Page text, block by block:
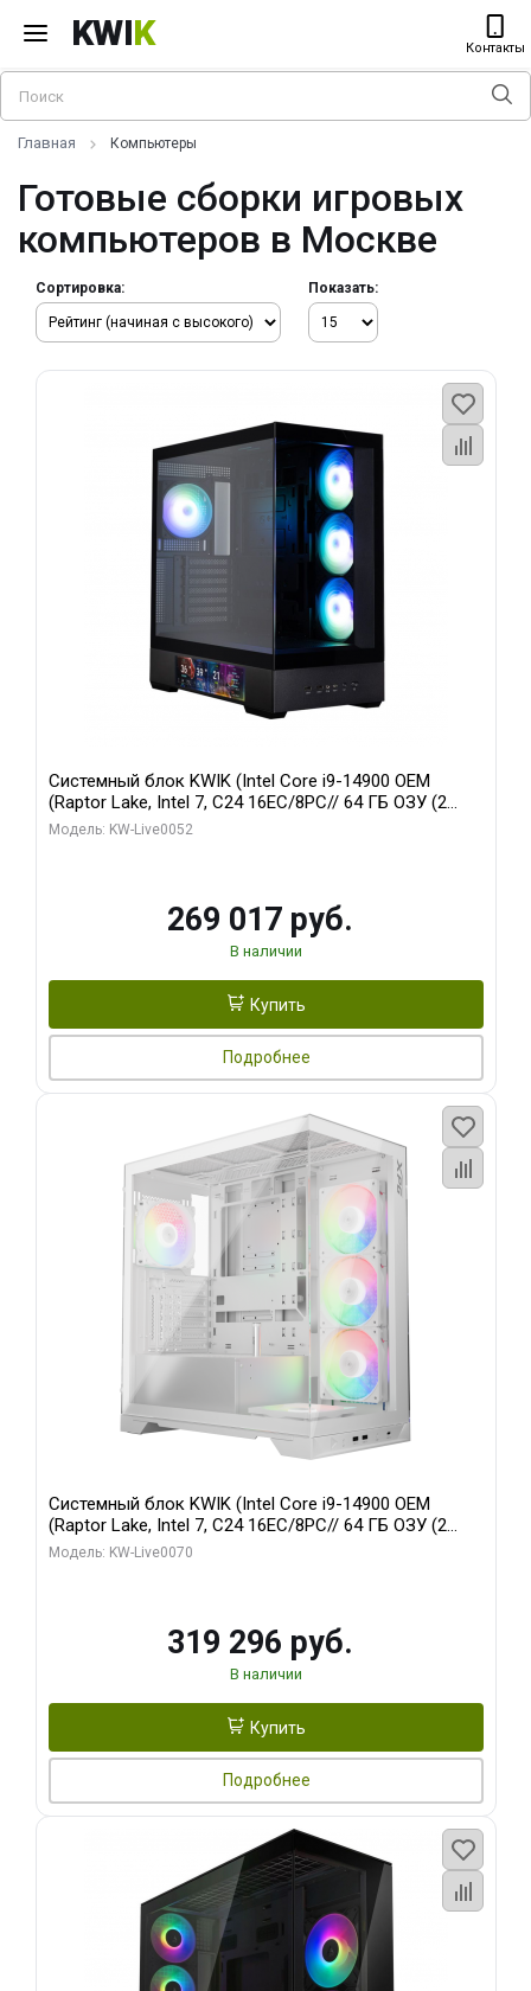
KWIK Контакты
Главная Компьютеры
Готовые сборки игровых
компьютеров в Москве
Сортировка: Показать:
Системный блок KWIK (Intel Core i9-14900 OEM
(Raptor Lake, Intel 7, C24 16EC/8PC// 64 ГБ ОЗУ (2
модуля)/ Palit RTX5080 GAMINGPRO OC 16GB GDDR7
Модель: KW-Live0052
269 017 руб.
В наличии
Купить
Подробнее
Системный блок KWIK (Intel Core i9-14900 OEM
(Raptor Lake, Intel 7, C24 16EC/8PC// 64 ГБ ОЗУ (2
модуля)/ Gigabyte RTX5080 XTREME WATERFORCE
Модель: KW-Live0070
319 296 руб.
В наличии
Купить
Подробнее